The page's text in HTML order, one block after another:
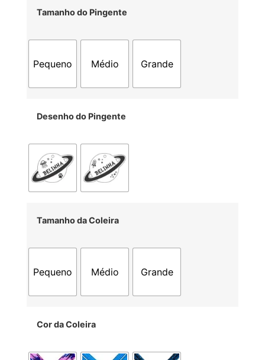
Tamanho do Pingente
Pequeno Médio Grande
Desenho do Pingente
Tamanho da Coleira
Pequeno Médio Grande
Cor da Coleira